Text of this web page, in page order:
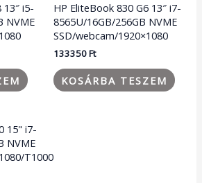
13″ i5-
NVME
HP EliteBook 830 G6 13″ i7-
8565U/16GB/256GB NVME
SSD/webcam/1920×1080
133350Ft
KOSÁRBA TESZEM